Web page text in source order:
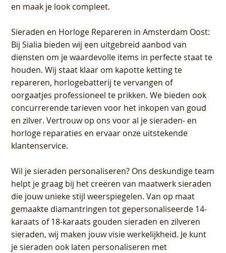
en maak je look compleet.
Sieraden en Horloge Repareren in Amsterdam Oost:
Bij Sialia bieden wij een uitgebreid aanbod van
diensten om je waardevolle items in perfecte staat te
houden. Wij staat klaar om kapotte ketting te
repareren, horlogebatterij te vervangen of
oorgaatjes professioneel te prikken. We bieden ook
concurrerende tarieven voor het inkopen van goud
en zilver. Vertrouw op ons voor al je sieraden- en
horloge reparaties en ervaar onze uitstekende
klantenservice.
Wil je sieraden personaliseren? Ons deskundige team
helpt je graag bij het creëren van maatwerk sieraden
die jouw unieke stijl weerspiegelen. Van op maat
gemaakte diamantringen tot gepersonaliseerde 14-
karaats of 18-karaats gouden sieraden en zilveren
sieraden, wij maken jouw visie werkelijkheid. Je kunt
je sieraden ook laten personaliseren met